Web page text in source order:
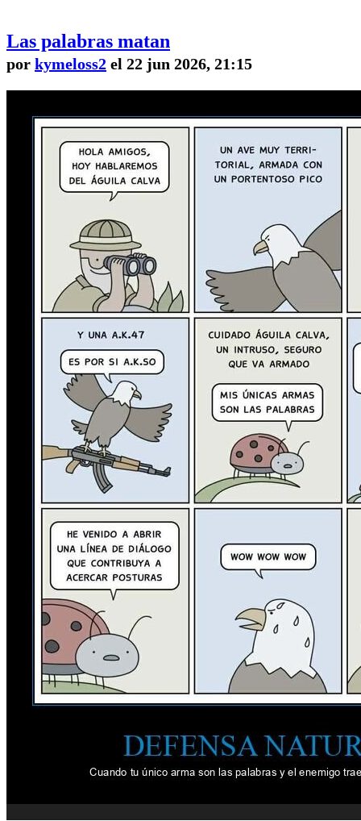
Las palabras matan
por kymeloss2 el 22 jun 2026, 21:15